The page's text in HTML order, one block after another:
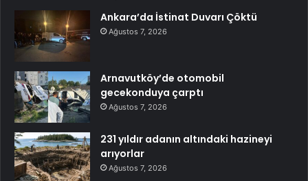
Ankara’da İstinat Duvarı Çöktü
Ağustos 7, 2026
Arnavutköy’de otomobil
gecekonduya çarptı
Ağustos 7, 2026
231 yıldır adanın altındaki hazineyi
arıyorlar
Ağustos 7, 2026